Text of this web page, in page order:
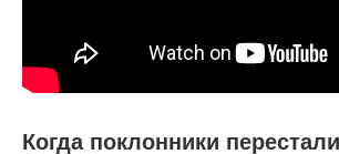
Когда поклонники